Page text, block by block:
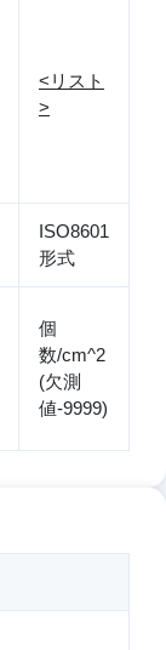
<リスト
>
ISO8601
形式
個
数/cm^2
(欠測
値-9999)